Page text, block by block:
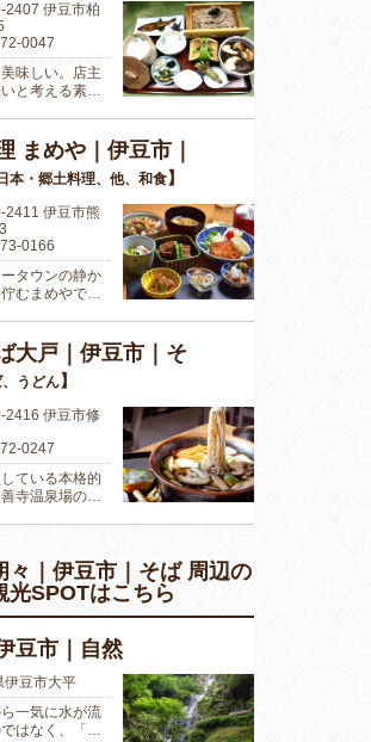
2407 伊豆市柏
0047
味しい。店主
と考える素…
まめや｜伊豆市｜
日本・郷土料理、他、和食】
2411 伊豆市熊
0166
タウンの静か
むまめやで…
大戸｜伊豆市｜そ
、うどん】
2416 伊豆市修
0247
ている本格的
寺温泉場の…
々｜伊豆市｜そば 周辺の
光SPOTはこちら
豆市｜自然
伊豆市大平
一気に水が流
はなく、「…